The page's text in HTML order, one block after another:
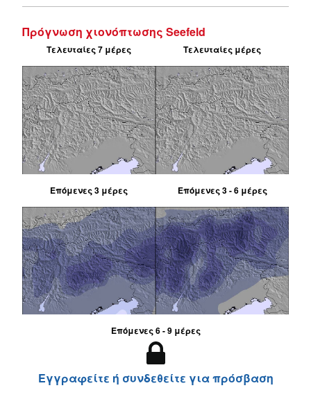
Πρόγνωση χιονόπτωσης Seefeld
Τελευταίες 7 μέρες Τελευταίες μέρες
Επόμενες 3 μέρες Επόμενες 3 - 6 μέρες
Επόμενες 6 - 9 μέρες
Εγγραφείτε ή συνδεθείτε για πρόσβαση